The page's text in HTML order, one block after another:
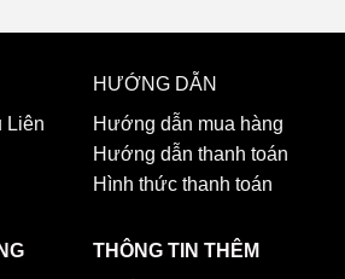
Liên
HƯỚNG DẪN
Hướng dẫn mua hàng
Hướng dẫn thanh toán
Hình thức thanh toán
THÔNG TIN THÊM